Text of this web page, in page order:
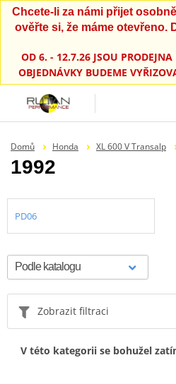
Chcete-li za námi přijet
ověřte si, že máme otevřeno.
OD 6. - 12.7.26 JSOU
OBJEDNÁVKY BUDEME
Domů Honda XL 600 V Transalp
1992
PD06
Zobrazit filtraci
V této kategorii se bohužel